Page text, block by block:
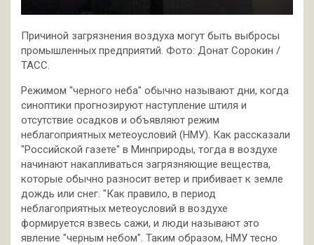
Причиной загрязнения воздуха могут быть выбросы
промышленных предприятий. Фото: Донат Сорокин /
ТАСС.
Режимом "черного неба" обычно называют дни, когда
синоптики прогнозируют наступление штиля и
отсутствие осадков и объявляют режим
неблагоприятных метеоусловий (НМУ). Как рассказали
"Российской газете" в Минприроды, тогда в воздухе
начинают накапливаться загрязняющие вещества,
которые обычно разносит ветер и прибивает к земле
дождь или снег. "Как правило, в период
неблагоприятных метеоусловий в воздухе
формируется взвесь сажи, и люди называют это
явление "черным небом". Таким образом, НМУ тесно